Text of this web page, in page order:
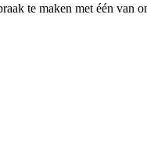
te maken met één van